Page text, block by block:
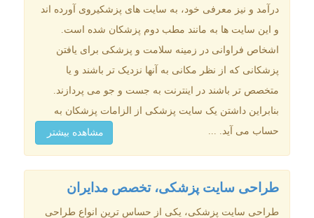
درآمد و نیز معرفی خود، به سایت های پزشکیروی آورده اند
و این سایت ها به مانند مطب دوم پزشکان شده است.
اشخاص فراوانی در زمینه سلامت و پزشکی برای یافتن
پزشکانی که از نظر مکانی به آنها نزدیک تر باشند و یا
متخصص تر باشند در اینترنت به جست و جو می پردازند.
بنابراین داشتن یک سایت پزشکی از الزامات پزشکان به
حساب می آید. ...
مشاهده بیشتر
طراحی سایت پزشکی، تخصص مدایران
طراحی سایت پزشکی، یکی از حساس ترین انواع طراحی